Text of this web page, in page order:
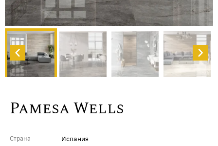
Pamesa Wells
Страна Испания